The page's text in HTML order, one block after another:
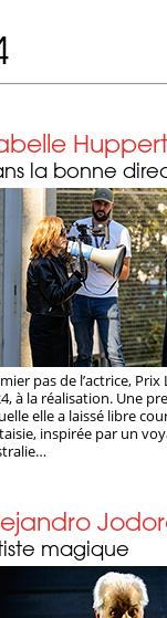
Huppert
la bonne
pas de l’actrice,
à la réalisation. Une
elle a laissé libre
inspirée par un
magique